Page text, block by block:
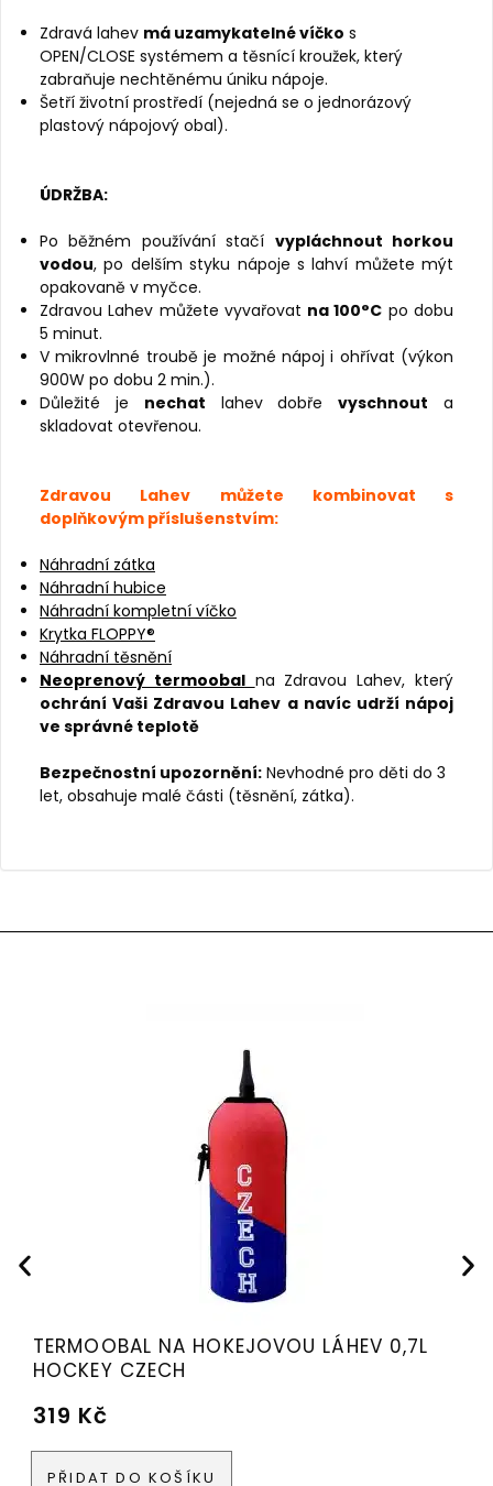
Zdravá lahev má uzamykatelné víčko s
OPEN/CLOSE systémem a těsnící kroužek, který
zabraňuje nechtěnému úniku nápoje.
Šetří životní prostředí (nejedná se o jednorázový
plastový nápojový obal).
ÚDRŽBA:
Po běžném používání stačí vypláchnout horkou
vodou, po delším styku nápoje s lahví můžete mýt
opakovaně v myčce.
Zdravou Lahev můžete vyvařovat na 100°C po dobu
5 minut.
V mikrovlnné troubě je možné nápoj i ohřívat (výkon
900W po dobu 2 min.).
Důležité je nechat lahev dobřevyschnout a
skladovat otevřenou.
Zdravou Lahev můžete kombinovat s
doplňkovým příslušenstvím:
Náhradní zátka
Náhradní hubice
Náhradní kompletní víčko
Krytka FLOPPY®
Náhradní těsnění
Neoprenový termoobal na Zdravou Lahev, který
ochrání Vaši Zdravou Lahev a navíc udrží nápoj
ve správné teplotě
Bezpečnostní upozornění: Nevhodné pro děti do 3
let, obsahuje malé části (těsnění, zátka).
TERMOOBAL NA HOKEJOVOU LÁHEV 0,7L
HOCKEY CZECH
319 Kč
PŘIDAT DO KOŠÍKU